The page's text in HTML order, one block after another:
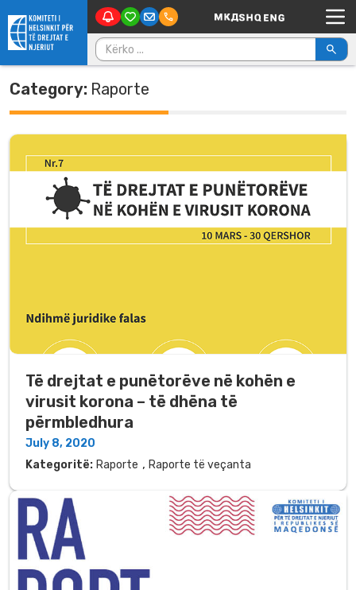
Skip to content Main Navigation
Kërko për:
Category: Raporte
Të drejtat e punëtorëve në kohën e
virusit korona – të dhëna të
përmbledhura
July 8, 2020
Kategoritë: Raporte , Raporte të veçanta